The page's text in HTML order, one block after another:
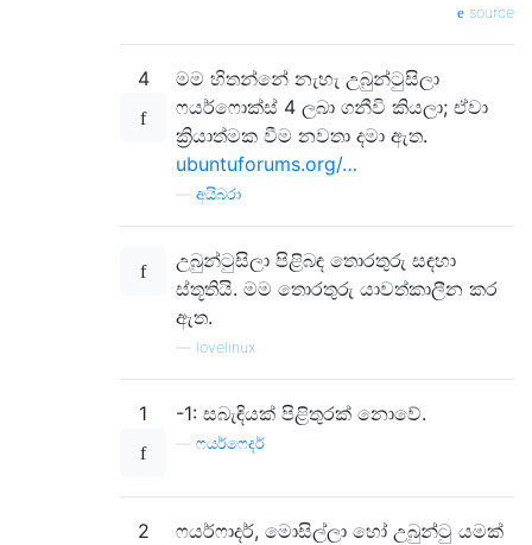
source
4
මම හිතන්නේ නැහැ උබුන්ටුසිලා
ෆයර්ෆොක්ස් 4 ලබා ගනීවි කියලා; ඒවා
ක්‍රියාත්මක වීම නවතා දමා ඇත.
ubuntuforums.org/…
අයිබරා
උබුන්ටුසිලා පිළිබඳ තොරතුරු සඳහා
ස්තූතියි. මම තොරතුරු යාවත්කාලීන කර
ඇත.
lovelinux
1 -1: සබැඳියක් පිළිතුරක් නොවේ.
ෆයර්ෆෙදර්
2
ෆයර්ෆාදර්, මොසිල්ලා හෝ උබුන්ටු යමක්